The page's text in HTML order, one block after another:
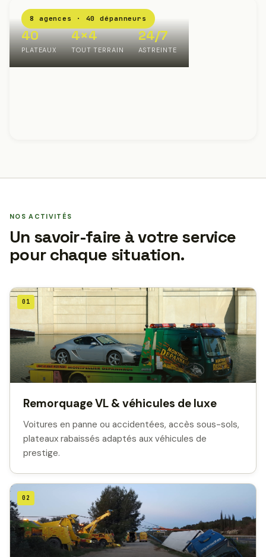
8 agences · 40 dépanneurs
40
PLATEAUX
4×4
TOUT TERRAIN
24/7
ASTREINTE
NOS ACTIVITÉS
Un savoir-faire à votre service
pour chaque situation.
01
Remorquage VL & véhicules de luxe
Voitures en panne ou accidentées, accès sous-sols,
plateaux rabaissés adaptés aux véhicules de
prestige.
02